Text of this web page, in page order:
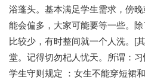
浴蓬头。基本满足学生需求，傍
能会偏多，大家可能要等一些。
比较少，有时整间就一个人洗。[
堂。记得切勿杞人忧天。所谓：习
学生守则规定 ：女生不能穿短裙